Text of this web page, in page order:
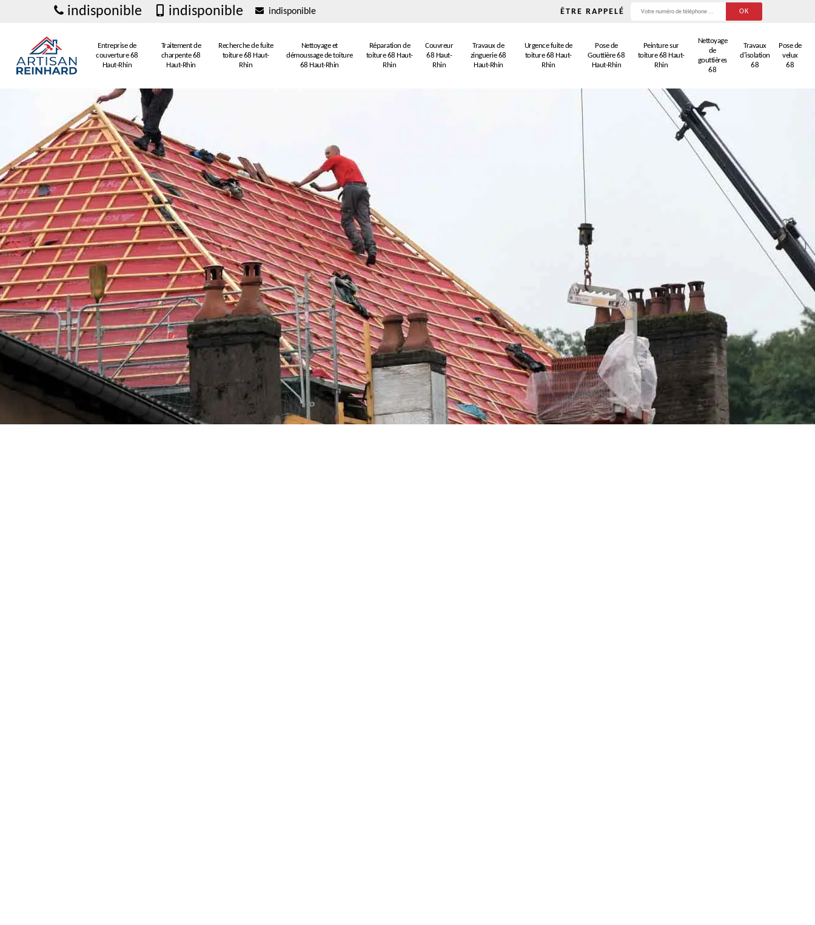
indisponible indisponible indisponible ÊTRE RAPPELÉ
Entreprise de
couverture 68
Haut-Rhin
Traitement de
charpente 68
Haut-Rhin
Recherche de fuite
toiture 68 Haut-
Rhin
Nettoyage et
démoussage de toiture
68 Haut-Rhin
Réparation de
toiture 68 Haut-
Rhin
Couvreur
68 Haut-
Rhin
Travaux de
zinguerie 68
Haut-Rhin
Urgence fuite de
toiture 68 Haut-
Rhin
Pose de
Gouttière 68
Haut-Rhin
Peinture sur
toiture 68 Haut-
Rhin
Nettoyage
de
gouttières
68
Travaux
d'isolation
68
Pose de
velux
68